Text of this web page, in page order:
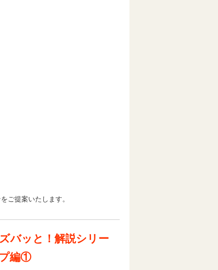
ご提案いたします。
バッと！解説シリー
編①